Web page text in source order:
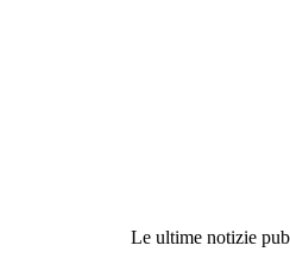
Le ultime notizie